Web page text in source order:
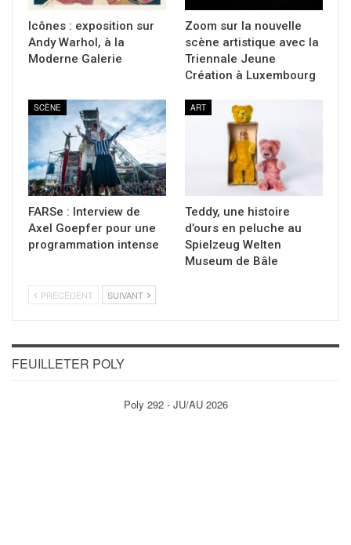
Icônes : exposition sur
Andy Warhol, à la
Moderne Galerie
Zoom sur la nouvelle
scène artistique avec la
Triennale Jeune
Création à Luxembourg
SCÈNE
FARSe : Interview de
Axel Goepfer pour une
programmation intense
ART
Teddy, une histoire
d’ours en peluche au
Spielzeug Welten
Museum de Bâle
PRÉCÉDENT SUIVANT
FEUILLETER POLY
Poly 292 - JU/AU 2026